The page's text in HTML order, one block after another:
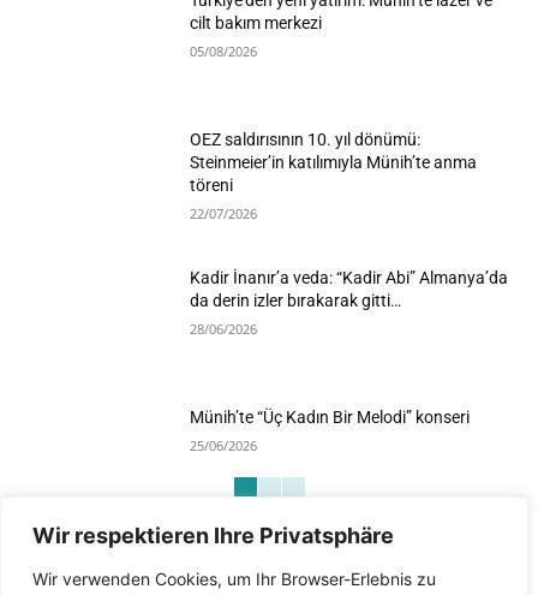
Wir respektieren Ihre Privatsphäre
Wir verwenden Cookies, um Ihr Browser-Erlebnis zu
cilt bakım merkezi
05/08/2026
OEZ saldırısının 10. yıl dönümü:
Steinmeier’in katılımıyla Münih’te anma
töreni
22/07/2026
Kadir İnanır’a veda: “Kadir Abi” Almanya’da
da derin izler bırakarak gitti…
28/06/2026
Münih’te “Üç Kadın Bir Melodi” konseri
25/06/2026
Devamını Göster